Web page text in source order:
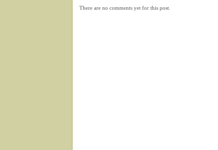
There are no comments yet for this post.